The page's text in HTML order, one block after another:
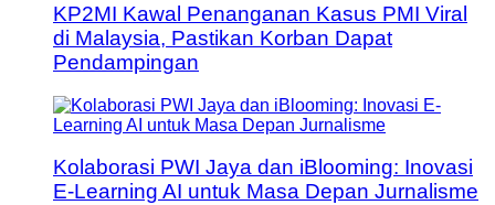
KP2MI Kawal Penanganan Kasus PMI Viral
di Malaysia, Pastikan Korban Dapat
Pendampingan
Kolaborasi PWI Jaya dan iBlooming: Inovasi
E-Learning AI untuk Masa Depan Jurnalisme